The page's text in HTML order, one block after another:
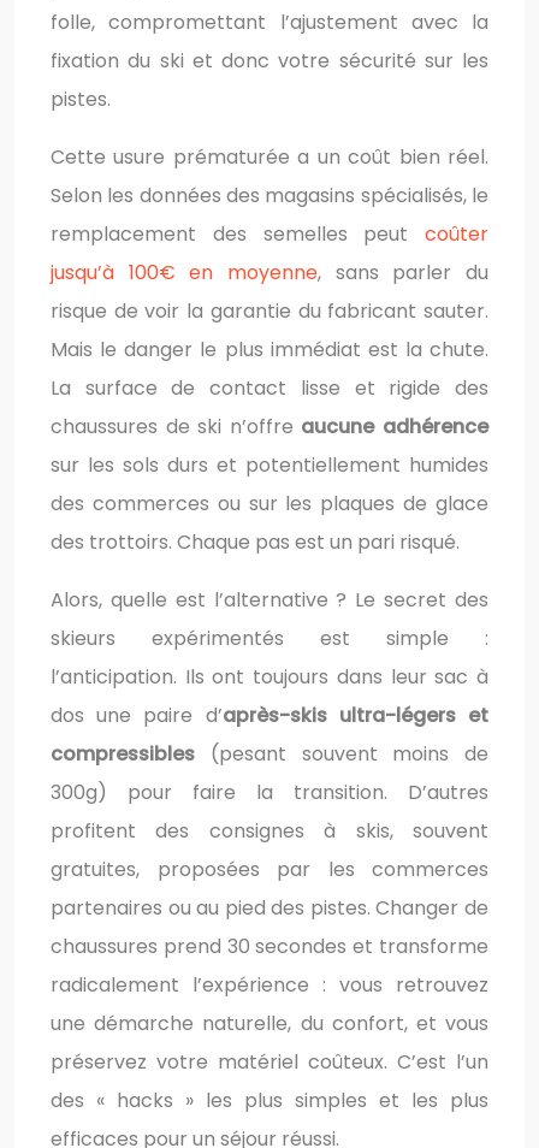
folle, compromettant l’ajustement avec la
fixation du ski et donc votre sécurité sur les
pistes.
Cette usure prématurée a un coût bien réel.
Selon les données des magasins spécialisés, le
remplacement des semelles peut coûter
jusqu’à 100€ en moyenne, sans parler du
risque de voir la garantie du fabricant sauter.
Mais le danger le plus immédiat est la chute.
La surface de contact lisse et rigide des
chaussures de ski n’offre aucune adhérence
sur les sols durs et potentiellement humides
des commerces ou sur les plaques de glace
des trottoirs. Chaque pas est un pari risqué.
Alors, quelle est l’alternative ? Le secret des
skieurs expérimentés est simple :
l’anticipation. Ils ont toujours dans leur sac à
dos une paire d’après-skis ultra-légers et
compressibles (pesant souvent moins de
300g) pour faire la transition. D’autres
profitent des consignes à skis, souvent
gratuites, proposées par les commerces
partenaires ou au pied des pistes. Changer de
chaussures prend 30 secondes et transforme
radicalement l’expérience : vous retrouvez
une démarche naturelle, du confort, et vous
préservez votre matériel coûteux. C’est l’un
des « hacks » les plus simples et les plus
efficaces pour un séjour réussi.